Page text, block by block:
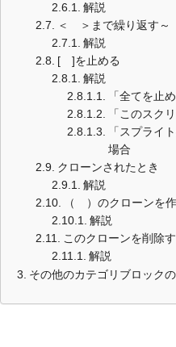
解説
＜ ＞まで繰り返す～
解説
[ ]を止める
解説
「全てを止
「このスク
「スプライ
場合
クローンされたとき
解説
（ ）のクローンを
解説
このクローンを削除
解説
その他のカテゴリブロック